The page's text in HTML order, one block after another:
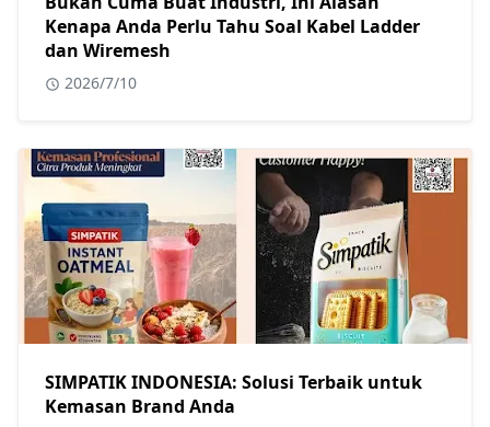
Kenapa Anda Perlu Tahu Soal Kabel Ladder
dan Wiremesh
2026/7/10
SIMPATIK INDONESIA: Solusi Terbaik untuk
Kemasan Brand Anda